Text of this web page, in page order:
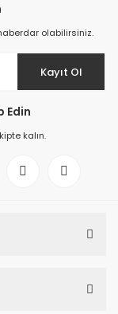
olabilirsiniz.
Kayıt Ol
Edin
kalın.